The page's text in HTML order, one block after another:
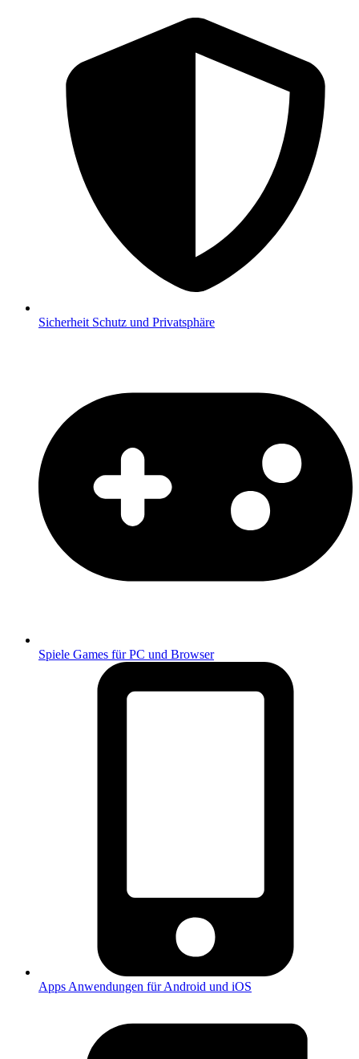
Sicherheit Schutz und Privatsphäre
Spiele Games für PC und Browser
Apps Anwendungen für Android und iOS